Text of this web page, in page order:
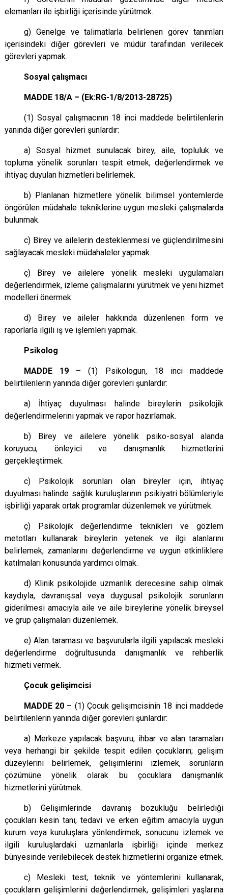
elemanları ile işbirliği içerisinde yürütmek.
g) Genelge ve talimatlarla belirlenen görev tanımları
içerisindeki diğer görevleri ve müdür tarafından verilecek
görevleri yapmak.
Sosyal çalışmacı
MADDE 18/A – (Ek:RG-1/8/2013-28725)
(1) Sosyal çalışmacının 18 inci maddede belirtilenlerin
yanında diğer görevleri şunlardır:
a) Sosyal hizmet sunulacak birey, aile, topluluk ve
topluma yönelik sorunları tespit etmek, değerlendirmek ve
ihtiyaç duyulan hizmetleri belirlemek.
b) Planlanan hizmetlere yönelik bilimsel yöntemlerde
öngörülen müdahale tekniklerine uygun mesleki çalışmalarda
bulunmak.
c) Birey ve ailelerin desteklenmesi ve güçlendirilmesini
sağlayacak mesleki müdahaleler yapmak.
ç) Birey ve ailelere yönelik mesleki uygulamaları
değerlendirmek, izleme çalışmalarını yürütmek ve yeni hizmet
modelleri önermek.
d) Birey ve aileler hakkında düzenlenen form ve
raporlarla ilgili iş ve işlemleri yapmak.
Psikolog
MADDE 19– (1) Psikologun, 18 inci maddede
belirtilenlerin yanında diğer görevleri şunlardır:
a) İhtiyaç duyulması halinde bireylerin psikolojik
değerlendirmelerini yapmak ve rapor hazırlamak.
b) Birey ve ailelere yönelik psiko-sosyal alanda
koruyucu, önleyici ve danışmanlık hizmetlerini
gerçekleştirmek.
c) Psikolojik sorunları olan bireyler için, ihtiyaç
duyulması halinde sağlık kuruluşlarının psikiyatri bölümleriyle
işbirliği yaparak ortak programlar düzenlemek ve yürütmek.
ç) Psikolojik değerlendirme teknikleri ve gözlem
metotları kullanarak bireylerin yetenek ve ilgi alanlarını
belirlemek, zamanlarını değerlendirme ve uygun etkinliklere
katılmaları konusunda yardımcı olmak.
d) Klinik psikolojide uzmanlık derecesine sahip olmak
kaydıyla, davranışsal veya duygusal psikolojik sorunların
giderilmesi amacıyla aile ve aile bireylerine yönelik bireysel
ve grup çalışmaları düzenlemek.
e) Alan taraması ve başvurularla ilgili yapılacak mesleki
değerlendirme doğrultusunda danışmanlık ve rehberlik
hizmeti vermek.
Çocuk gelişimcisi
MADDE 20 – (1) Çocuk gelişimcisinin 18 inci maddede
belirtilenlerin yanında diğer görevleri şunlardır:
a) Merkeze yapılacak başvuru, ihbar ve alan taramaları
veya herhangi bir şekilde tespit edilen çocukların; gelişim
düzeylerini belirlemek, gelişimlerini izlemek, sorunların
çözümüne yönelik olarak bu çocuklara danışmanlık
hizmetlerini yürütmek.
b) Gelişimlerinde davranış bozukluğu belirlediği
çocukları kesin tanı, tedavi ve erken eğitim amacıyla uygun
kurum veya kuruluşlara yönlendirmek, sonucunu izlemek ve
ilgili kuruluşlardaki uzmanlarla işbirliği içinde merkez
bünyesinde verilebilecek destek hizmetlerini organize etmek.
c) Mesleki test, teknik ve yöntemlerini kullanarak,
çocukların gelişimlerini değerlendirmek, gelişimleri yaşlarına